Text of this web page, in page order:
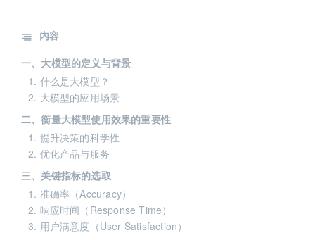
内容
一、大模型的定义与背景
1. 什么是大模型？
2. 大模型的应用场景
二、衡量大模型使用效果的重要性
1. 提升决策的科学性
2. 优化产品与服务
三、关键指标的选取
1. 准确率（Accuracy）
2. 响应时间（Response Time）
3. 用户满意度（User Satisfaction）